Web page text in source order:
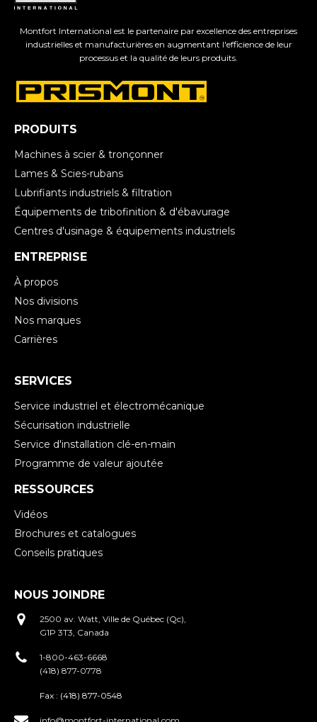
Montfort International est le partenaire par excellence des entreprises
industrielles et manufacturières en augmentant l'efficience de leur
processus et la qualité de leurs produits.
PRODUITS
Machines à scier & tronçonner
Lames & Scies-rubans
Lubrifiants industriels & filtration
Équipements de tribofinition & d'ébavurage
Centres d'usinage & équipements industriels
ENTREPRISE
À propos
Nos divisions
Nos marques
Carrières
SERVICES
Service industriel et électromécanique
Sécurisation industrielle
Service d'installation clé-en-main
Programme de valeur ajoutée
RESSOURCES
Vidéos
Brochures et catalogues
Conseils pratiques
NOUS JOINDRE
2500 av. Watt, Ville de Québec (Qc),
G1P 3T3, Canada
1-800-463-6668
(418) 877-0778
Fax : (418) 877-0548